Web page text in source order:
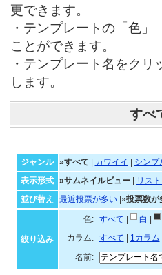
更できます。
・テンプレートの「色
ことができます。
・テンプレート名をク
します。
すべ
ジャンル »すべて カワイイ シンプ
表示形式
»サムネイルビュー|
リス
並び替え
最近投票が多い| »投票数が
絞り込み
色: すべて 白
カラム:
すべて 1カラム
名前: